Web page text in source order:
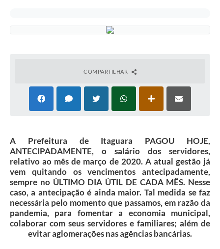
COMPARTILHAR
A Prefeitura de Itaguara PAGOU HOJE,
ANTECIPADAMENTE, o salário dos servidores,
relativo ao mês de março de 2020. A atual gestão já
vem quitando os vencimentos antecipadamente,
sempre no ÚLTIMO DIA ÚTIL DE CADA MÊS. Nesse
caso, a antecipação é ainda maior. Tal medida se faz
necessária pelo momento que passamos, em razão da
pandemia, para fomentar a economia municipal,
colaborar com seus servidores e familiares; além de
evitar aglomerações nas agências bancárias.